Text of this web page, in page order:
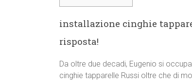
installazione cinghie
risposta!
Da oltre due decadi, Eugenio si
cinghie tapparelle Russi oltre che di